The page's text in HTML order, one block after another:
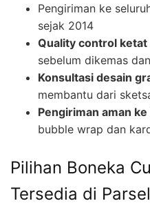
Pengiriman ke
sejak 2014
Quality control ketat
sebelum dikemas
Konsultasi desain
membantu dari
Pengiriman aman
bubble wrap dan
Pilihan Boneka
Tersedia di